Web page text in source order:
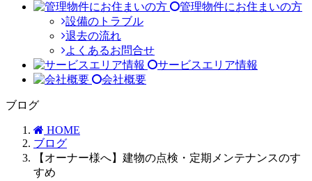
管理物件にお住まいの方
設備のトラブル
退去の流れ
よくあるお問合せ
サービスエリア情報
会社概要
ブログ
HOME
ブログ
【オーナー様へ】建物の点検・定期メンテナンスのす
すめ